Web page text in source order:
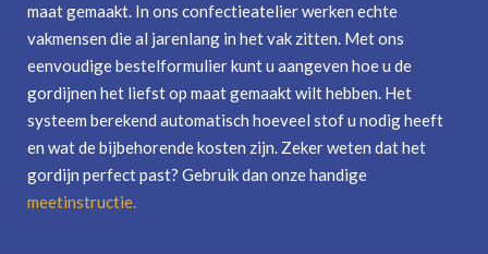
maat gemaakt. In ons confectieatelier werken echte
vakmensen die al jarenlang in het vak zitten. Met ons
eenvoudige bestelformulier kunt u aangeven hoe u de
gordijnen het liefst op maat gemaakt wilt hebben. Het
systeem berekend automatisch hoeveel stof u nodig heeft
en wat de bijbehorende kosten zijn. Zeker weten dat het
gordijn perfect past? Gebruik dan onze handige
meetinstructie.